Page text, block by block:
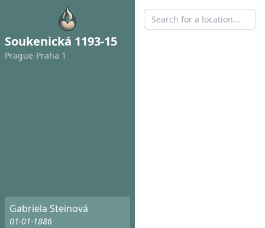
Soukenická 1193-15
Prague-Praha 1
Gabriela Steinová
01-01-1886